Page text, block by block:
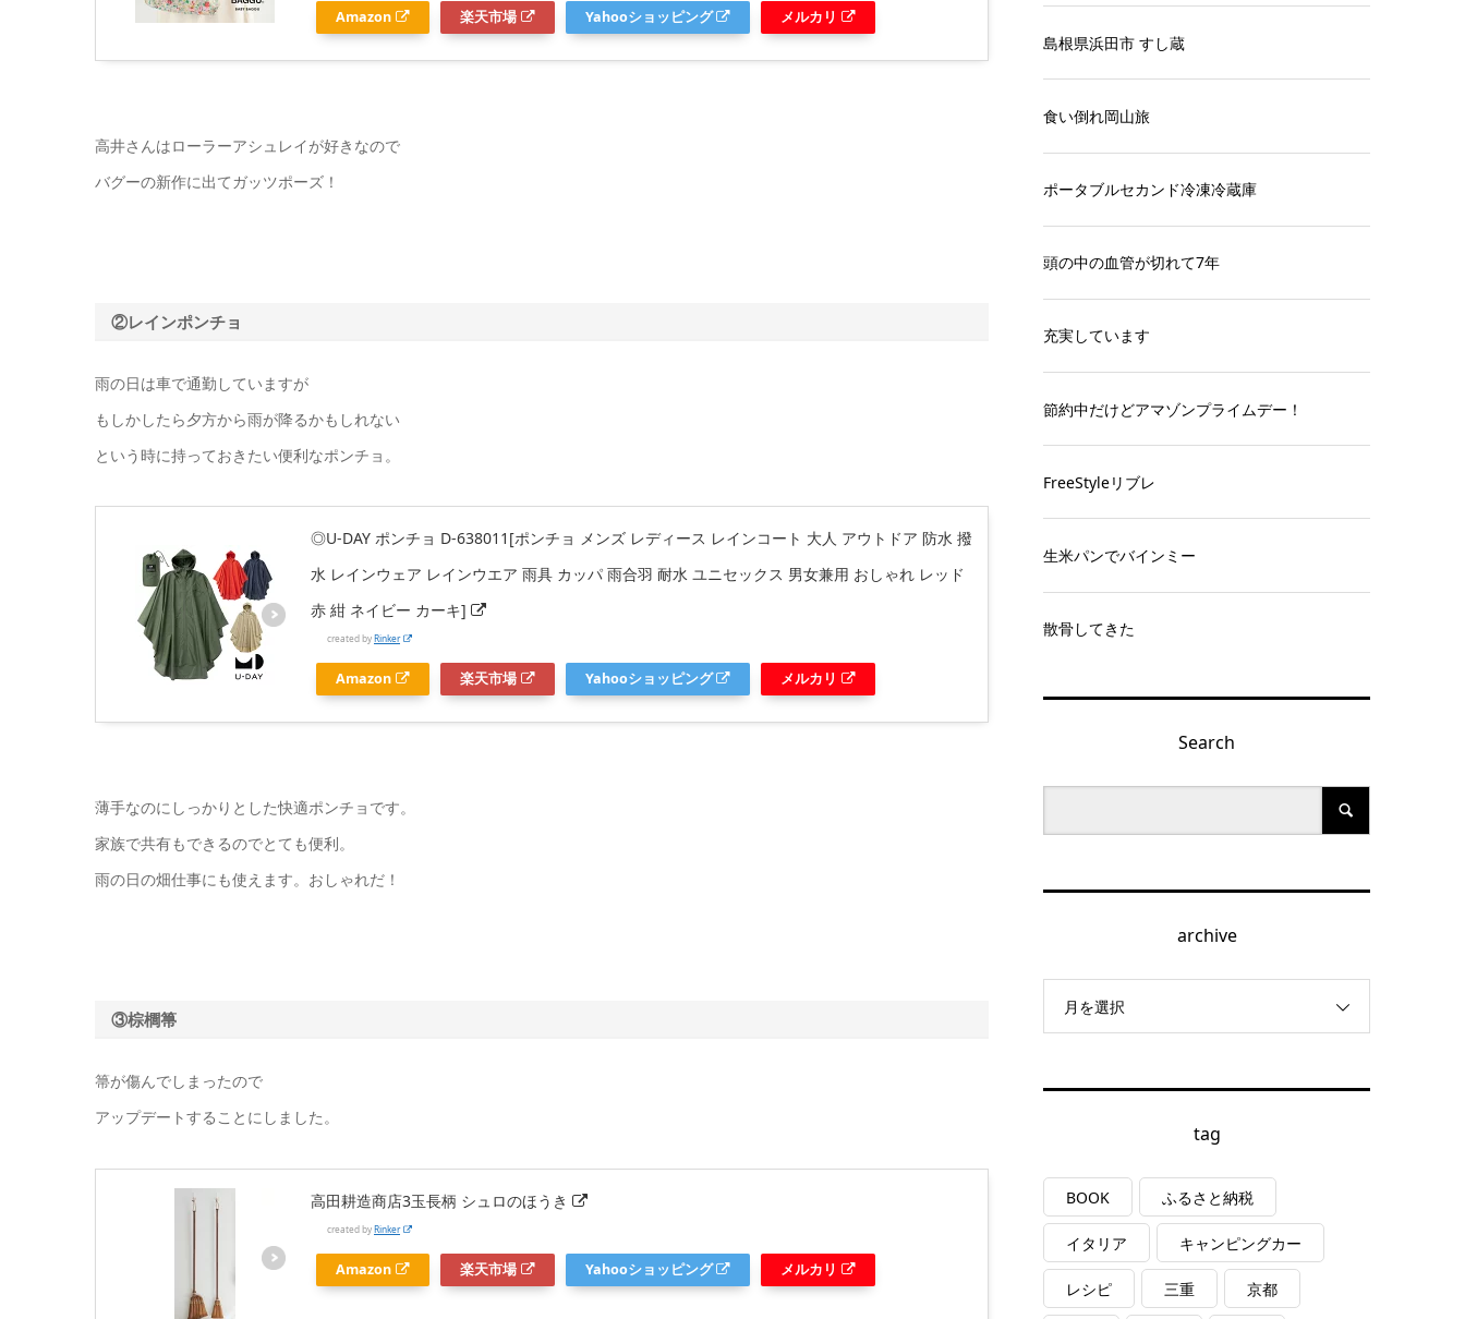
Amazon 楽天市場 Yahooショッピング メルカリ
高井さんはローラーアシュレイが好きなので
バグーの新作に出てガッツポーズ！
②レインポンチョ
雨の日は車で通勤していますが
もしかしたら夕方から雨が降るかもしれない
という時に持っておきたい便利なポンチョ。
◎U-DAY ポンチョ D-638011[ポンチョ メンズ レディース レインコート 大人 アウトドア 防水 撥
水 レインウェア レインウエア 雨具 カッパ 雨合羽 耐水 ユニセックス 男女兼用 おしゃれ レッド
赤 紺 ネイビー カーキ]
created by Rinker
Amazon 楽天市場 Yahooショッピング メルカリ
薄手なのにしっかりとした快適ポンチョです。
家族で共有もできるのでとても便利。
雨の日の畑仕事にも使えます。おしゃれだ！
③棕櫚箒
箒が傷んでしまったので
アップデートすることにしました。
高田耕造商店3玉長柄 シュロのほうき
created byRinker
Amazon 楽天市場 Yahooショッピング メルカリ
島根県浜田市 すし蔵
食い倒れ岡山旅
ポータブルセカンド冷凍冷蔵庫
頭の中の血管が切れて7年
充実しています
節約中だけどアマゾンプライムデー！
FreeStyleリブレ
生米パンでバインミー
散骨してきた
Search
archive
月を選択
tag
BOOK ふるさと納税
イタリア キャンピングカー
レシピ 三重 京都